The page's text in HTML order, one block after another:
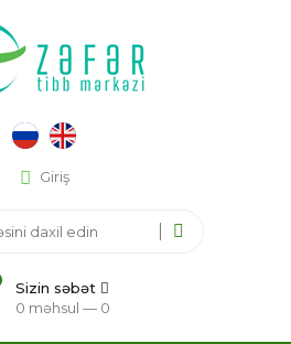
Giriş
Sizin səbət
0 məhsul — 0